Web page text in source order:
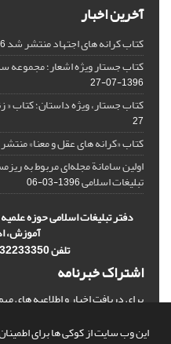
این وب سایت از کوکی ها برای اطمینان
آخرین اخبار
کتاب کرانه های اجتهاد منتشر شد
کتاب جستار ویژه اشعار؛
1396-07-27
کتاب جستار، ویژه داستان؛ کتاب
27
کتاب «کرانه های عقل و معنا»
اولین سامانة مجله‌ای مربوط به
تبلیغات اسلامی1396-03-06
دفتر تبلیغات اسلامی حوزه
آموزش،
تلفن 32233350-051 داخلی 8605
اشتراک خبرنامه
برای دریافت اخبار و اطلاعیه